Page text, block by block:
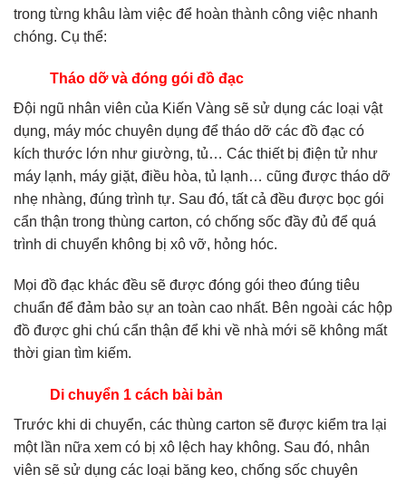
trong từng khâu làm việc để hoàn thành công việc nhanh
chóng. Cụ thể:
Tháo dỡ và đóng gói đồ đạc
Đội ngũ nhân viên của Kiến Vàng sẽ sử dụng các loại vật
dụng, máy móc chuyên dụng để tháo dỡ các đồ đạc có
kích thước lớn như giường, tủ… Các thiết bị điện tử như
máy lạnh, máy giặt, điều hòa, tủ lạnh… cũng được tháo dỡ
nhẹ nhàng, đúng trình tự. Sau đó, tất cả đều được bọc gói
cẩn thận trong thùng carton, có chống sốc đầy đủ để quá
trình di chuyển không bị xô vỡ, hỏng hóc.
Mọi đồ đạc khác đều sẽ được đóng gói theo đúng tiêu
chuẩn để đảm bảo sự an toàn cao nhất. Bên ngoài các hộp
đồ được ghi chú cẩn thận để khi về nhà mới sẽ không mất
thời gian tìm kiếm.
Di chuyển 1 cách bài bản
Trước khi di chuyển, các thùng carton sẽ được kiểm tra lại
một lần nữa xem có bị xô lệch hay không. Sau đó, nhân
viên sẽ sử dụng các loại băng keo, chống sốc chuyên